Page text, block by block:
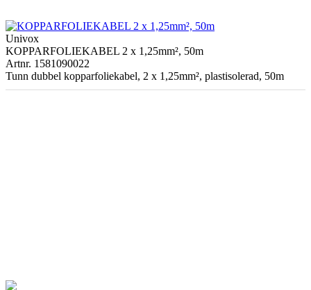
Univox
KOPPARFOLIEKABEL 2 x 1,25mm², 50m
Artnr. 1581090022
Tunn dubbel kopparfoliekabel, 2 x 1,25mm², plastisolerad, 50m